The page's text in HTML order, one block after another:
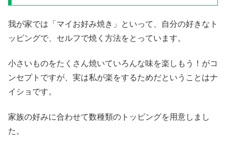
我が家では「マイお好み焼き」といって、自分の好きなト
ッピングで、セルフで焼く方法をとっています。
小さいものをたくさん焼いていろんな味を楽しもう！がコ
ンセプトですが、実は私が楽をするためだということはナ
イショです。
家族の好みに合わせて数種類のトッピングを用意しまし
た。